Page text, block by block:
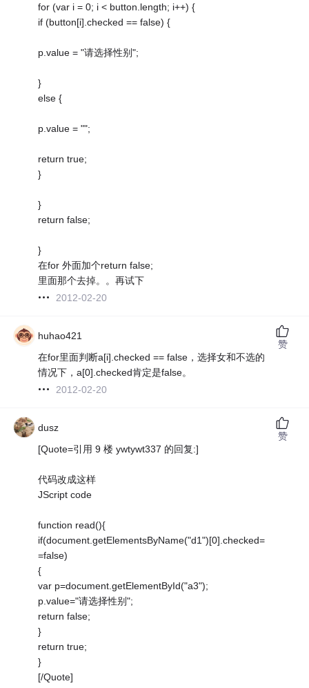
for (var i = 0; i < button.length; i++) {
if (button[i].checked == false) {
p.value = "请选择性别";
}
else {
p.value = "";
return true;
}
}
return false;
}
在for 外面加个return false;
里面那个去掉。。再试下
2012-02-20
huhao421
在for里面判断a[i].checked == false，选择女和不选的
情况下，a[0].checked肯定是false。
2012-02-20
赞
dusz
[Quote=引用 9 楼 ywtywt337 的回复:]
代码改成这样
JScript code
function read(){
if(document.getElementsByName("d1")[0].checked=
=false)
{
var p=document.getElementById("a3");
p.value="请选择性别";
return false;
}
return true;
}
[/Quote]
赞